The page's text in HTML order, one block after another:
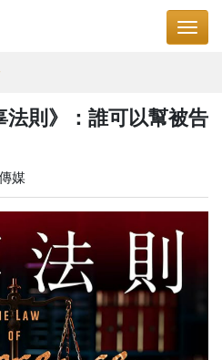
法則》：誰可以幫被告
媒